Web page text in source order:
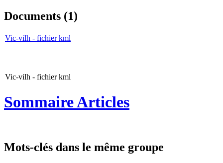
Documents (1)
Vic-vilh - fichier kml
Vic-vilh - fichier kml
Sommaire Articles
Mots-clés dans le même groupe